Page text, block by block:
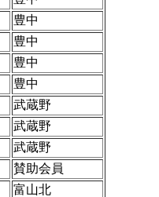
豊中
豊中
豊中
豊中
武蔵野
武蔵野
武蔵野
賛助会員
富山北